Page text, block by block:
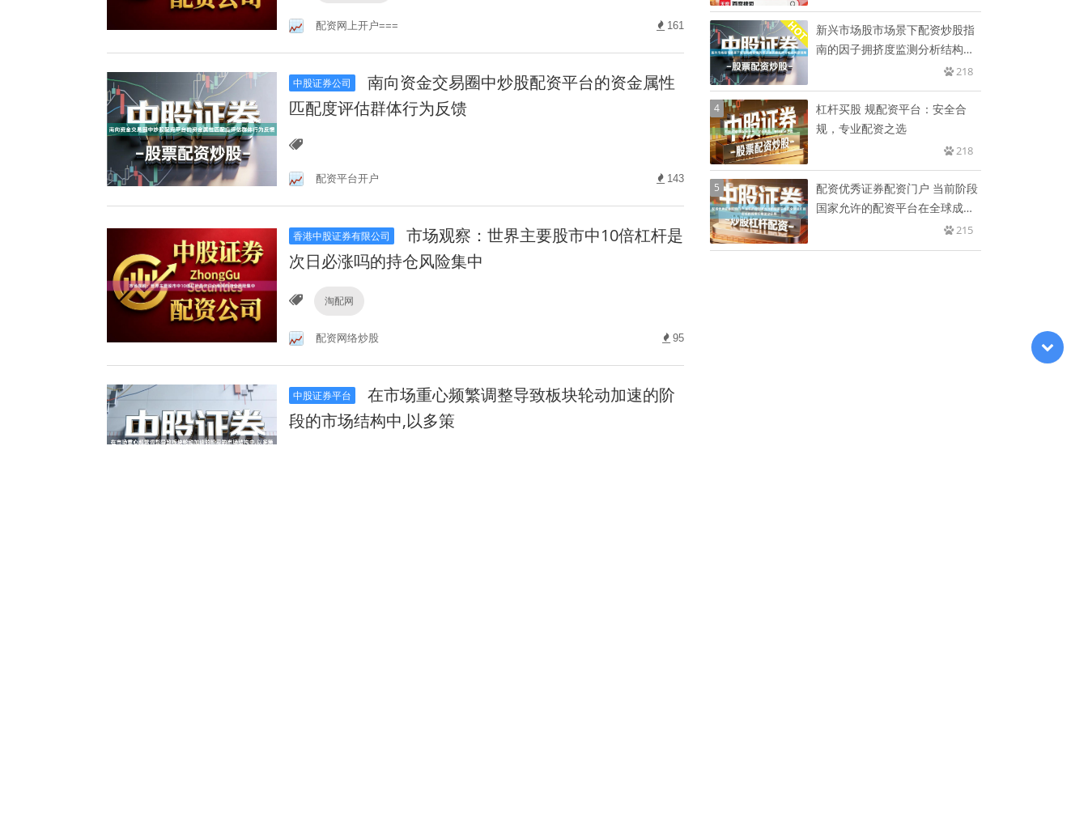
配资网上开户=== 161
中股证券公司
南向资金交易圈中炒股配资平台的资金属性
匹配度评估群体行为反馈
配资平台开户 143
香港中股证券有限公司
市场观察：世界主要股市中10倍杠杆是
次日必涨吗的持仓风险集中
淘配网
配资网络炒股 95
中股证券平台
在市场重心频繁调整导致板块轮动加速的阶
段的市场结构中,以多策
新兴市场股市场景下配资炒股指
南的因子拥挤度监测分析结构逻
218
4
杠杆买股 规配资平台：安全合
规，专业配资之选
218
5
配资优秀证券配资门户 当前阶段
国家允许的配资平台在全球成长
215